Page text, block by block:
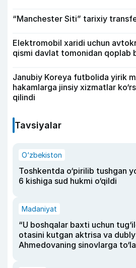
“Manchester Siti” tarixiy
Elektromobil xaridi uchun
qismi davlat tomonidan qoplab
Janubiy Koreya futbolida yirik
hakamlarga jinsiy xizmatlar
qilindi
Tavsiyalar
O‘zbekiston
Toshkentda o‘pirilib tushgan
6 kishiga sud hukmi o‘qildi
Madaniyat
“U boshqalar baxti uchun
otasini kutgan aktrisa va
Ahmedovaning sinovlarga